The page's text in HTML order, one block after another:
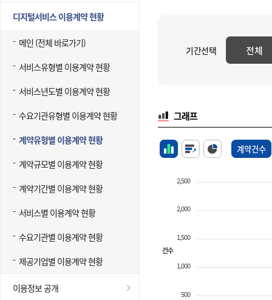
디지털서비스 이용계약 현황
메인 (전체 바로가기)
서비스유형별 이용계약 현황
서비스년도별 이용계약 현황
수요기관유형별 이용계약 현황
계약유형별 이용계약 현황
계약규모별 이용계약 현황
계약기간별 이용계약 현황
서비스별 이용계약 현황
수요기관별 이용계약 현황
제공기업별 이용계약 현황
이용정보 공개
기간선택 전체
그래프
계약건수
2,500
2,000
1,500
1,000
500
건수